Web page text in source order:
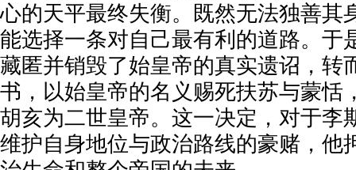
心的天平最终失衡。既然无法独善其
能选择一条对自己最有利的道路。于
藏匿并销毁了始皇帝的真实遗诏，转
书，以始皇帝的名义赐死扶苏与蒙恬
胡亥为二世皇帝。这一决定，对于李
维护自身地位与政治路线的豪赌，他